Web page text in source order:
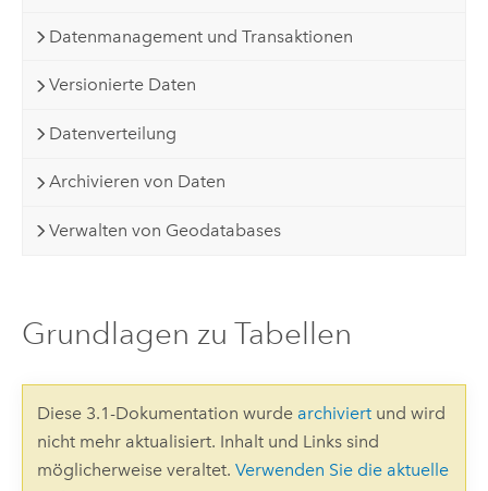
Datenmanagement und Transaktionen
Versionierte Daten
Datenverteilung
Archivieren von Daten
Verwalten von Geodatabases
Grundlagen zu Tabellen
Diese 3.1-Dokumentation wurde archiviertund wird
nicht mehr aktualisiert. Inhalt und Links sind
möglicherweise veraltet. Verwenden Sie die aktuelle